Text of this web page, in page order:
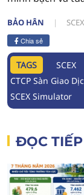
BẢO HÂN SCEX
Chia sẻ
TAGS SCEX
CTCP Sàn Giao
SCEX Simulator
ĐỌC TIẾP